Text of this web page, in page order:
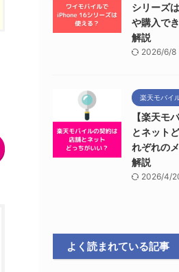
シリーズ
や購入で
解説
2026/6/8
楽天モバイ
【楽天モ
とネット
れぞれの
解説
2026/4/
よく読まれている記事